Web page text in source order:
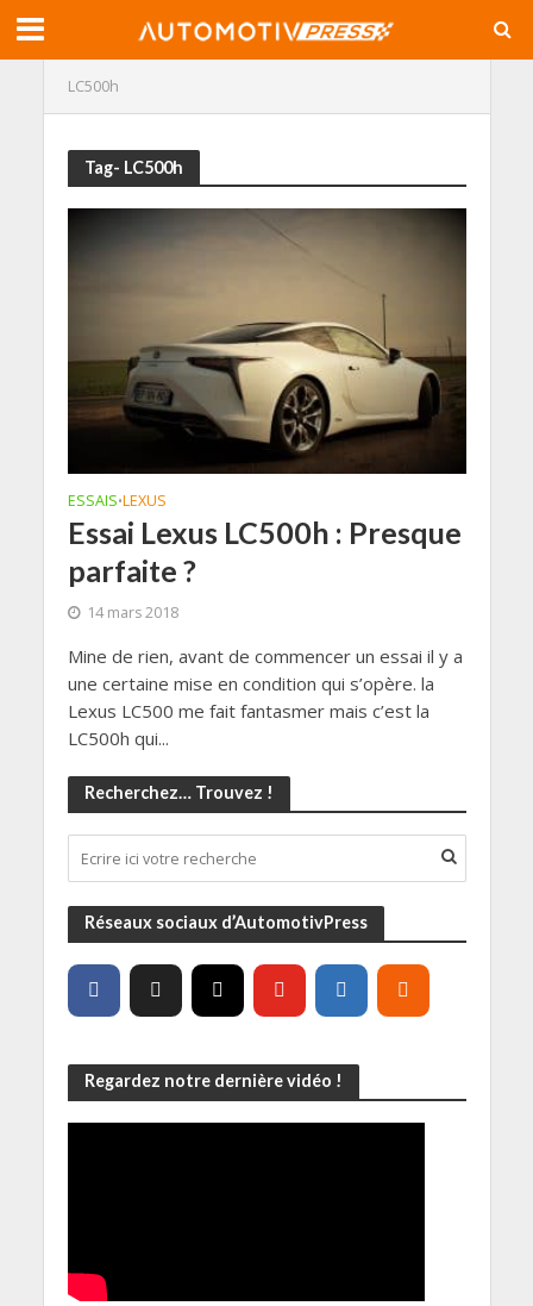
LC500h
Tag- LC500h
ESSAIS•LEXUS
Essai Lexus LC500h : Presque
parfaite ?
14 mars 2018
Mine de rien, avant de commencer un essai il y a
une certaine mise en condition qui s’opère. la
Lexus LC500 me fait fantasmer mais c’est la
LC500h qui...
Recherchez… Trouvez !
Réseaux sociaux d’AutomotivPress
Regardez notre dernière vidéo !